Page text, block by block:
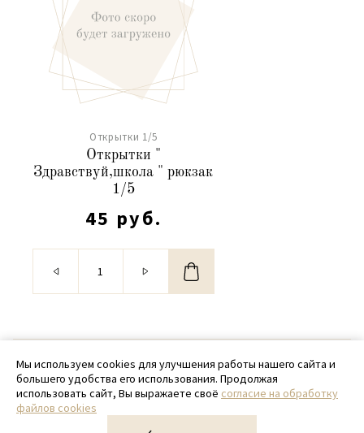
Открытки 1/5
Открытки "
Здравствуй,школа " рюкзак
1/5
45 руб.
© 2020 - 2026 SamPack
+ 7 (918) 699-97-87
zakaz@sampack.store
Мы используем cookies для улучшения работы нашего сайта и
большего удобства его использования. Продолжая
использовать сайт, Вы выражаете своё согласие на обработку
файлов cookies